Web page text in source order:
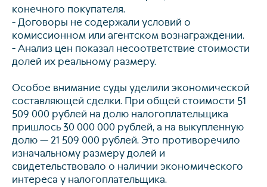
конечного покупателя.
- Договоры не содержали условий о
комиссионном или агентском вознаграждении.
- Анализ цен показал несоответствие стоимости
долей их реальному размеру.
Особое внимание суды уделили экономической
составляющей сделки. При общей стоимости 51
509 000 рублей на долю налогоплательщика
пришлось 30 000 000 рублей, а на выкупленную
долю — 21 509 000 рублей. Это противоречило
изначальному размеру долей и
свидетельствовало о наличии экономического
интереса у налогоплательщика.